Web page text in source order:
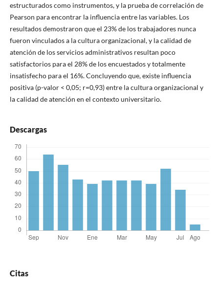
estructurados como instrumentos, y la prueba de correlación de
Pearson para encontrar la influencia entre las variables. Los
resultados demostraron que el 23% de los trabajadores nunca
fueron vinculados a la cultura organizacional, y la calidad de
atención de los servicios administrativos resultan poco
satisfactorios para el 28% de los encuestados y totalmente
insatisfecho para el 16%. Concluyendo que, existe influencia
positiva (p-valor < 0,05; r=0,93) entre la cultura organizacional y
la calidad de atención en el contexto universitario.
Descargas
Citas